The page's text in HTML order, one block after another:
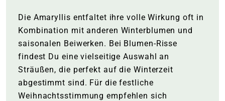
Die Amaryllis entfaltet ihre volle Wirkung oft in
Kombination mit anderen Winterblumen und
saisonalen Beiwerken. Bei Blumen-Risse
findest Du eine vielseitige Auswahl an
Sträußen, die perfekt auf die Winterzeit
abgestimmt sind. Für die festliche
Weihnachtsstimmung empfehlen sich